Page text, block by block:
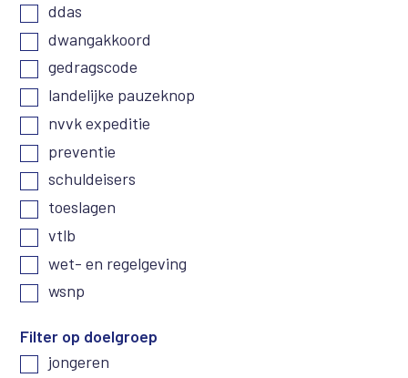
ddas
dwangakkoord
gedragscode
landelijke pauzeknop
nvvk expeditie
preventie
schuldeisers
toeslagen
vtlb
wet- en regelgeving
wsnp
Filter op doelgroep
jongeren